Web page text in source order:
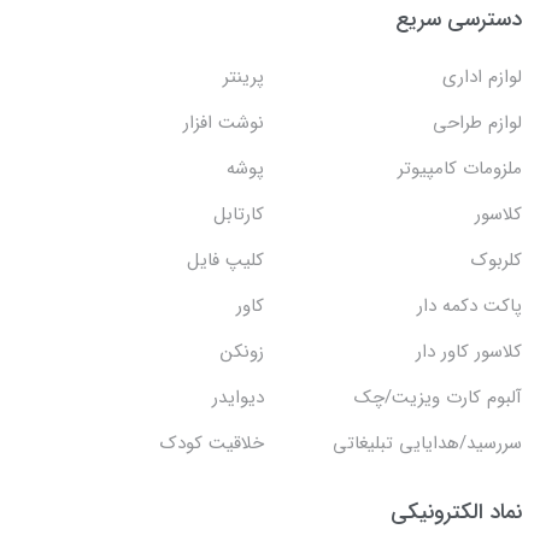
دسترسی سریع
لوازم اداری
پرینتر
لوازم طراحی
نوشت افزار
ملزومات کامپیوتر
پوشه
کلاسور
کارتابل
کلربوک
کلیپ فایل
پاکت دکمه دار
کاور
کلاسور کاور دار
زونکن
آلبوم کارت ویزیت/چک
دیوایدر
سررسید/هدایایی تبلیغاتی
خلاقیت کودک
نماد الکترونیکی